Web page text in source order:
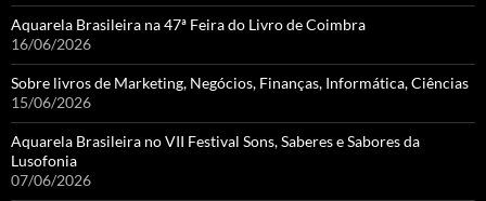
Aquarela Brasileira na 47ª Feira do Livro de Coimbra
16/06/2026
Sobre livros de Marketing, Negócios, Finanças, Informática, Ciências
15/06/2026
Aquarela Brasileira no VII Festival Sons, Saberes e Sabores da
Lusofonia
07/06/2026